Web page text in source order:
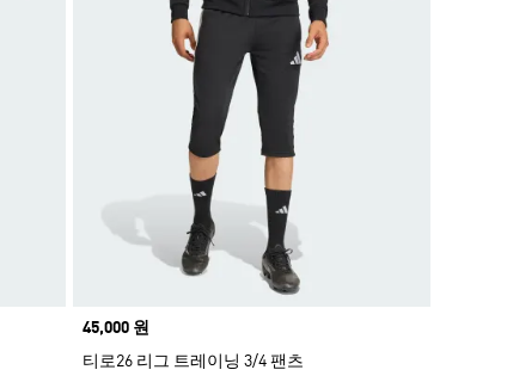
Price
45,000 원
티로26 리그 트레이닝 3/4 팬츠